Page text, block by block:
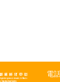
電